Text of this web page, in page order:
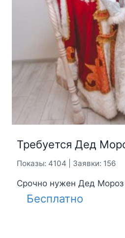
Требуется Дед
Показы: 4104 | Заявки: 156
Срочно нужен Дед Мороз
Бесплатно